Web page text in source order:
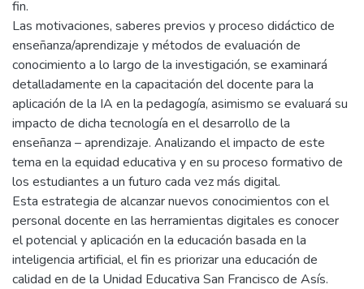
fin.
Las motivaciones, saberes previos y proceso didáctico de
enseñanza/aprendizaje y métodos de evaluación de
conocimiento a lo largo de la investigación, se examinará
detalladamente en la capacitación del docente para la
aplicación de la IA en la pedagogía, asimismo se evaluará su
impacto de dicha tecnología en el desarrollo de la
enseñanza – aprendizaje. Analizando el impacto de este
tema en la equidad educativa y en su proceso formativo de
los estudiantes a un futuro cada vez más digital.
Esta estrategia de alcanzar nuevos conocimientos con el
personal docente en las herramientas digitales es conocer
el potencial y aplicación en la educación basada en la
inteligencia artificial, el fin es priorizar una educación de
calidad en de la Unidad Educativa San Francisco de Asís.